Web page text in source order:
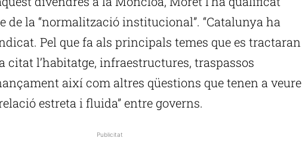
de la “normalització institucional”. “Catalunya ha
Pel que fa als principals temes que es tractaran
citat l’habitatge, infraestructures, traspassos
així com altres qüestions que tenen a veure
estreta i fluida” entre governs.
Publicitat